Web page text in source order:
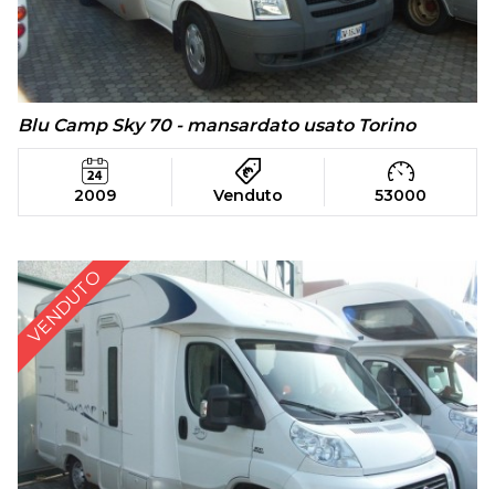
Blu Camp Sky 70 - mansardato usato Torino
2009 Venduto 53000
VENDUTO